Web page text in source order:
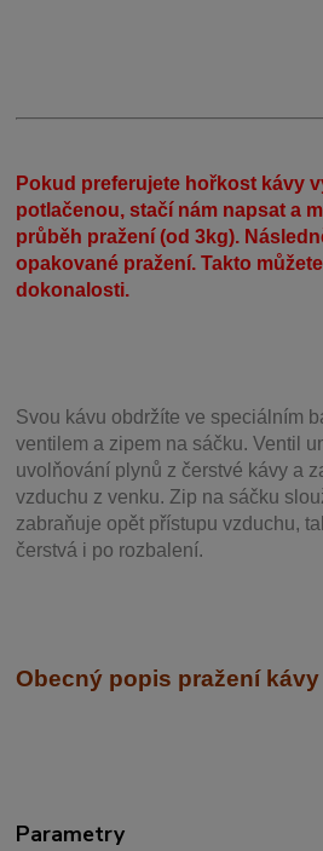
Pokud preferujete hořkost kávy
potlačenou, stačí nám napsat a
průběh pražení (od 3kg).
opakované pražení. Takto
dokonalosti.
Svou kávu obdržíte ve speciálním
ventilem a zipem na sáčku. Ventil
uvolňování plynů z čerstvé kávy a
vzduchu z venku. Zip na sáčku
zabraňuje opět přístupu vzduchu,
čerstvá i po rozbalení.
Obecný popis pražení kávy
Parametry